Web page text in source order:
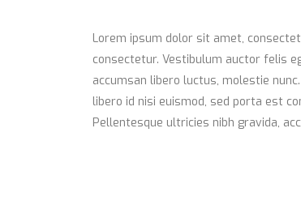
Lorem ipsum dolor sit amet,
consectetur. Vestibulum auctor felis
accumsan libero luctus, molestie
libero id nisi euismod, sed porta est
Pellentesque ultricies nibh gravida,